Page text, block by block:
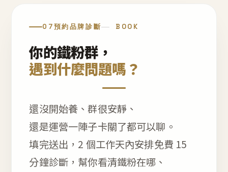
07預約品牌診斷 BOOK
你的鐵粉群，
遇到什麼問題嗎？
還沒開始養、群很安靜、
還是運營一陣子卡關了都可以聊。
填完送出，2 個工作天內安排免費 15
分鐘診斷，幫你看清鐵粉在哪、